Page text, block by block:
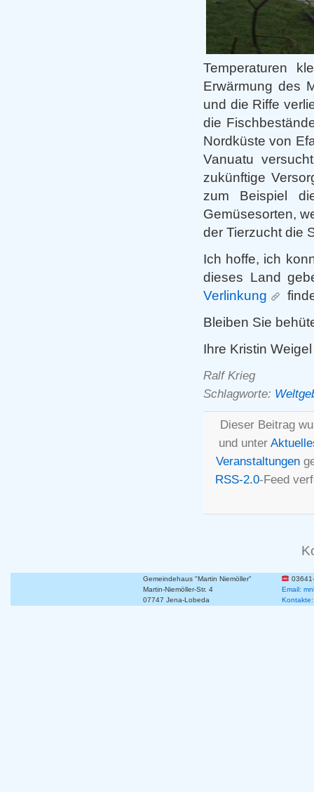
Temperaturen
Erwärmung des
und die Riffe
die
Nordküste von
Vanuatu
zukünftige
zum Beispiel
Gemüsesorten,
der Tierzucht die
Ich hoffe, ich
dieses Land
Verlinkung
Bleiben Sie
Ihre Kristin Weigel
Ralf Krieg
Schlagworte:
Dieser Beitrag
und unter
Veranstaltungen
RSS-2.0-Feed
Gemeindehaus "Martin Niemöller"
Martin-Niemöller-Str. 4
Email:
07747 Jena-Lobeda